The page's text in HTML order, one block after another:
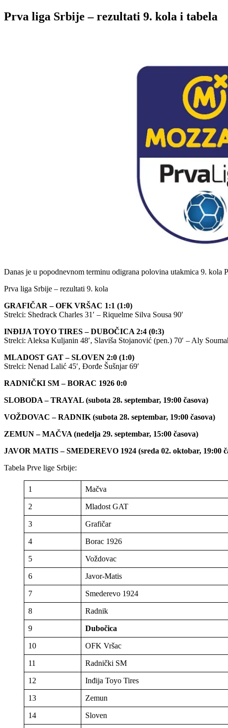
Prva liga Srbije – rezultati 9. kola i tabela
Danas je u popodnevnom terminu odigrana polovina utakmica 9. kola
Prva liga Srbije – rezultati 9. kola
GRAFIČAR – OFK VRŠAC 1:1 (1:0)
Strelci: Shedrack Charles 31′ – Riquelme Silva Sousa 90′
INĐIJA TOYO TIRES – DUBOČICA 2:4 (0:3)
Strelci: Aleksa Kuljanin 48′, Slaviša Stojanović (pen.) 70′ – Aly
MLADOST GAT – SLOVEN 2:0 (1:0)
Strelci: Nenad Lalić 45′, Đorđe Šušnjar 69′
RADNIČKI SM – BORAC 1926 0:0
SLOBODA – TRAYAL (subota 28. septembar, 19:00 časova)
VOŽDOVAC – RADNIK (subota 28. septembar, 19:00 časova)
ZEMUN – MAČVA (nedelja 29. septembar, 15:00 časova)
JAVOR MATIS – SMEDEREVO 1924 (sreda 02. oktobar, 19:00
Tabela Prve lige Srbije:
1 Mačva
2 Mladost GAT
3 Grafičar
4 Borac 1926
5 Voždovac
6 Javor-Matis
7 Smederevo 1924
8 Radnik
9 Dubočica
10 OFK Vršac
11 Radnički SM
12 Inđija Toyo Tires
13 Zemun
14 Sloven